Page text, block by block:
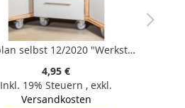
Bauplan selbst 12/2020 "Werkstatt"
4,95 €
Inkl. 19% Steuern , exkl.
Versandkosten